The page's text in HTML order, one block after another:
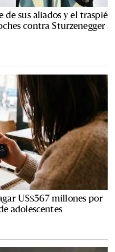
sus aliados y el traspié
contra Sturzenegger
US$567 millones por
adolescentes